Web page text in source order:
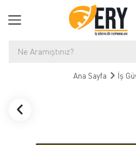
Ana Sayfa İş